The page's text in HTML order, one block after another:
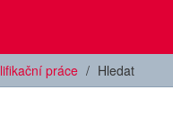
práce Hledat